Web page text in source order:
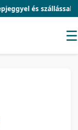
és szállással 59.090
☰